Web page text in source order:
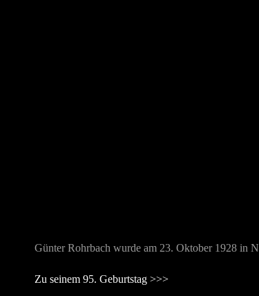
Günter Rohrbach wurde am 23. Oktober 1928 in
Zu seinem 95. Geburtstag >>>